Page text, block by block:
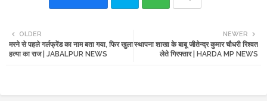
tte ats
NEWER
स्थापना शाखा के बाबू जीतेन्द्र कुमार चौधरी रिश्वत
लेते गिरफ्तार | HARDA MP NEWS
OLDER
मरने से पहले गर्लफ्रेंड का नाम बता गया, फिर खुला
हत्या का राज | JABALPUR NEWS